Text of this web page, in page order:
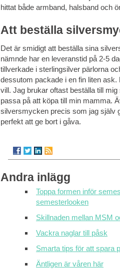
hittat både armband, halsband och
Att beställa
Det är smidigt att beställa sina
nämnde har en leveranstid på 2-5
tillverkade i sterlingsilver pärlorna
dessutom packade i en fin liten
vill. Jag brukar oftast beställa till
passa på att köpa till min mamma.
silversmycken precis som jag själv
perfekt att ge bort i gåva.
Andra inlägg
Toppa formen inför
semesterlooken
Skillnaden mellan MSM
Vackra naglar till påsk
Smarta tips för att spara
Äntligen är våren här